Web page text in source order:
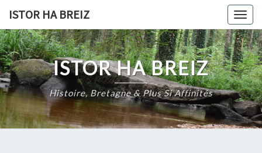
content
ISTOR HA BREIZ
ISTOR HA BREIZ
Histoire, Bretagne & Plus Si Affinités